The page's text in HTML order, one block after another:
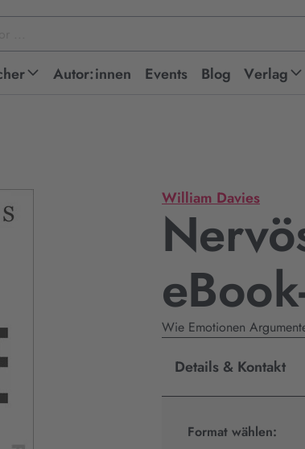
Autor:innen Events Blog Verlag
William Davies
Wie Emotionen
Details & Kontakt
Format wählen: